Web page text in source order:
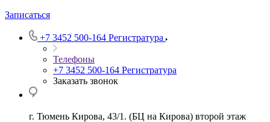
Записаться
+7 3452 500-164 Регистратура
Телефоны
+7 3452 500-164 Регистратура
Заказать звонок
г. Тюмень Кирова, 43/1. (БЦ на Кирова) второй этаж